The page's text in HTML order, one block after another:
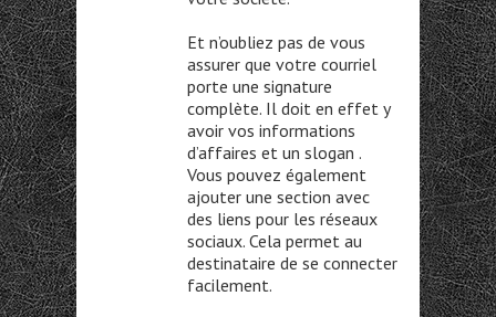
Et n’oubliez pas de vous
assurer que votre courriel
porte une signature
complète. Il doit en effet y
avoir vos informations
d’affaires et un slogan .
Vous pouvez également
ajouter une section avec
des liens pour les réseaux
sociaux. Cela permet au
destinataire de se connecter
facilement.